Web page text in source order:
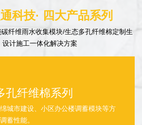
科技· 四大产品系列
纤维雨水收集模块/生态多孔纤维棉定制生
设计施工一体化解决方案
孔纤维棉系列
城市建设、小区办公楼调蓄模块等方
蓄性能。